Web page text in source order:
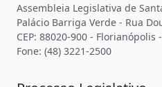
Assembleia Legislativa de
Palácio Barriga Verde - Rua
CEP: 88020-900 - Florianópolis
Fone: (48) 3221-2500